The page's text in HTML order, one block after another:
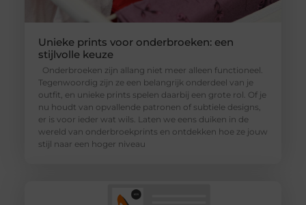
Unieke prints voor onderbroeken: een
stijlvolle keuze
Onderbroeken zijn allang niet meer alleen functioneel.
Tegenwoordig zijn ze een belangrijk onderdeel van je
outfit, en unieke prints spelen daarbij een grote rol. Of je
nu houdt van opvallende patronen of subtiele designs,
er is voor ieder wat wils. Laten we eens duiken in de
wereld van onderbroekprints en ontdekken hoe ze jouw
stijl naar een hoger niveau